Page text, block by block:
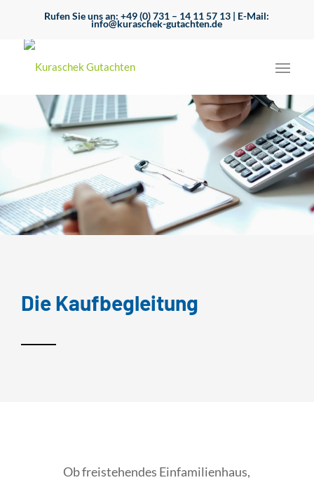
Rufen Sie uns an:+49 (0) 731 – 14 11 57 13 | E-Mail:
info@kuraschek-gutachten.de
Die Kaufbegleitung
Ob freistehendes Einfamilienhaus,